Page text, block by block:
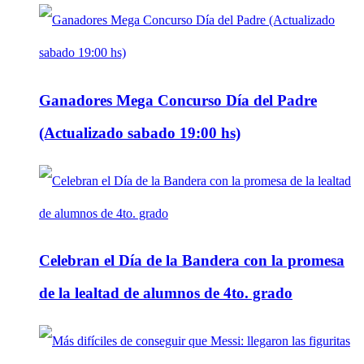
Ganadores Mega Concurso Día del Padre
(Actualizado sabado 19:00 hs)
Celebran el Día de la Bandera con la promesa
de la lealtad de alumnos de 4to. grado